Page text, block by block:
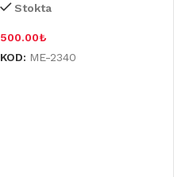
Stokta
500.00₺
KOD: ME-2340